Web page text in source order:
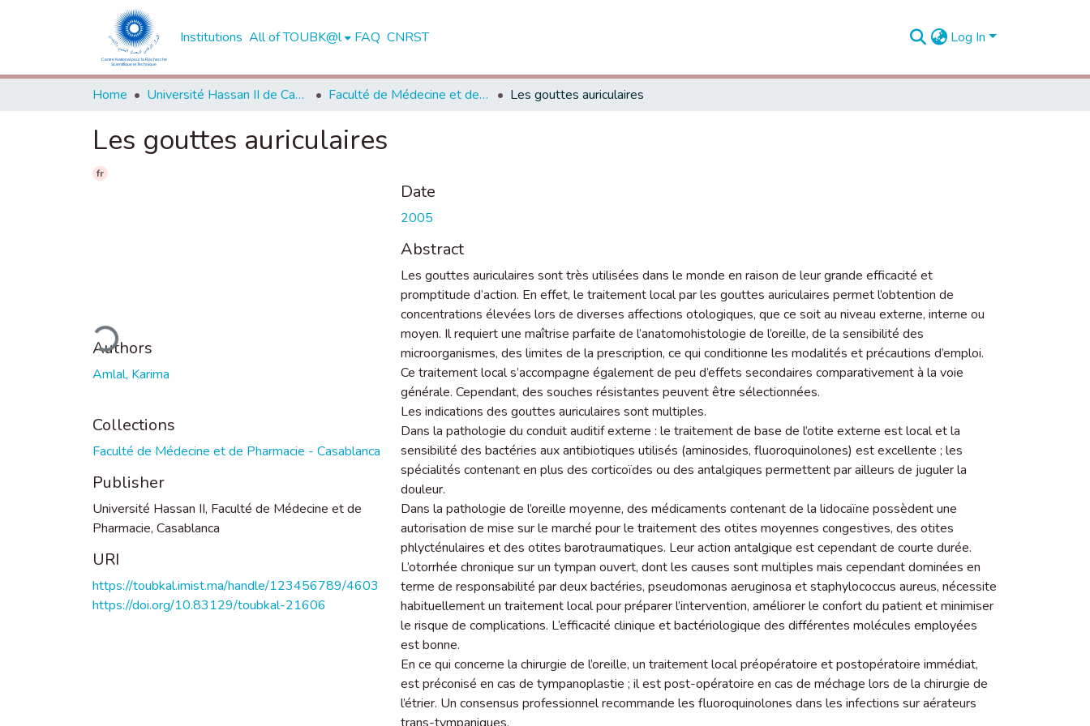
Institutions All of TOUBK@l FAQ CNRST Log In
Home Université Hassan II de Casablanca Faculté de Médecine et de Pharmacie - Casablanca Les gouttes auriculaires
Les gouttes auriculaires
fr
Loading...
Authors
Amlal, Karima
Collections
Faculté de Médecine et de Pharmacie - Casablanca
Publisher
Université Hassan II, Faculté de Médecine et de
Pharmacie, Casablanca
URI
https://toubkal.imist.ma/handle/123456789/4603
https://doi.org/10.83129/toubkal-21606
Date
2005
Abstract
Les gouttes auriculaires sont très utilisées dans le monde en raison de leur grande efficacité et
promptitude d’action. En effet, le traitement local par les gouttes auriculaires permet l’obtention de
concentrations élevées lors de diverses affections otologiques, que ce soit au niveau externe, interne ou
moyen. Il requiert une maîtrise parfaite de l’anatomohistologie de l’oreille, de la sensibilité des
microorganismes, des limites de la prescription, ce qui conditionne les modalités et précautions d’emploi.
Ce traitement local s’accompagne également de peu d’effets secondaires comparativement à la voie
générale. Cependant, des souches résistantes peuvent être sélectionnées.
Les indications des gouttes auriculaires sont multiples.
Dans la pathologie du conduit auditif externe : le traitement de base de l’otite externe est local et la
sensibilité des bactéries aux antibiotiques utilisés (aminosides, fluoroquinolones) est excellente ; les
spécialités contenant en plus des corticoïdes ou des antalgiques permettent par ailleurs de juguler la
douleur.
Dans la pathologie de l’oreille moyenne, des médicaments contenant de la lidocaïne possèdent une
autorisation de mise sur le marché pour le traitement des otites moyennes congestives, des otites
phlycténulaires et des otites barotraumatiques. Leur action antalgique est cependant de courte durée.
L’otorrhée chronique sur un tympan ouvert, dont les causes sont multiples mais cependant dominées en
terme de responsabilité par deux bactéries, pseudomonas aeruginosa et staphylococcus aureus, nécessite
habituellement un traitement local pour préparer l’intervention, améliorer le confort du patient et minimiser
le risque de complications. L’efficacité clinique et bactériologique des différentes molécules employées
est bonne.
En ce qui concerne la chirurgie de l’oreille, un traitement local préopératoire et postopératoire immédiat,
est préconisé en cas de tympanoplastie ; il est post-opératoire en cas de méchage lors de la chirurgie de
l’étrier. Un consensus professionnel recommande les fluoroquinolones dans les infections sur aérateurs